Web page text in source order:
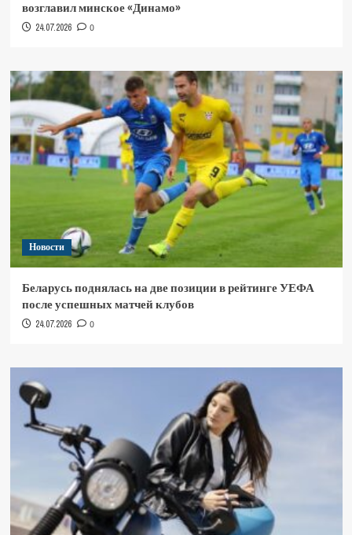
возглавил минское «Динамо»
24.07.2026 0
Новости
Беларусь поднялась на две позиции в рейтинге УЕФА
после успешных матчей клубов
24.07.2026 0